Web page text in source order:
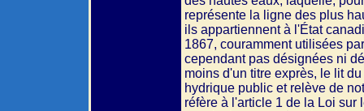
représente la ligne des plus
ils appartiennent à l'État
1867, couramment utilisées
cependant pas désignées ni
moins d'un titre exprès, le lit
hydrique public et relève de
réfère à l'article 1 de la Loi sur